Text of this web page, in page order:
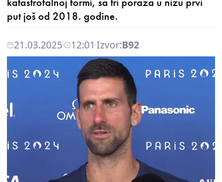
put još od 2018. godine.
21.03.2025 12:01 Izvor:B92